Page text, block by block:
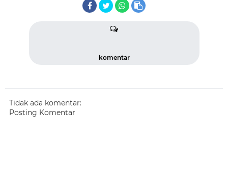
komentar
Tidak ada komentar:
Posting Komentar